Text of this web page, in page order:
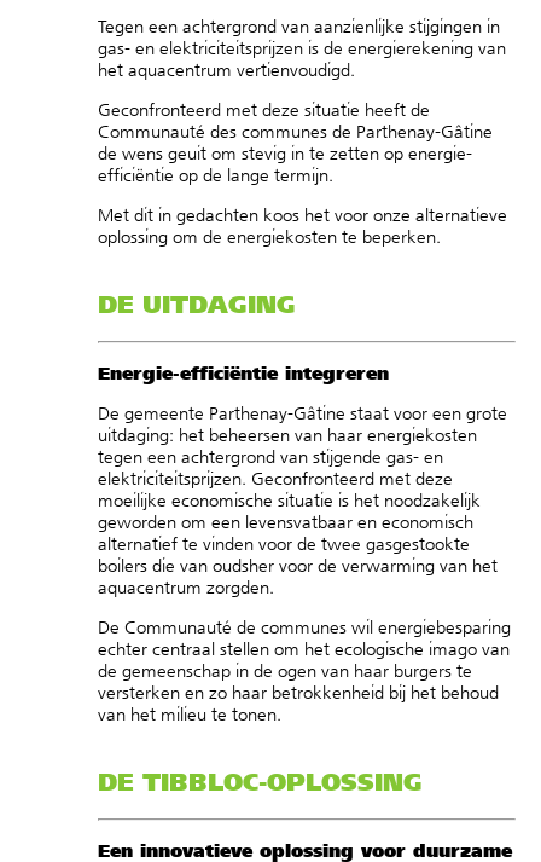
Tegen een achtergrond van aanzienlijke stijgingen in
gas- en elektriciteitsprijzen is de energierekening van
het aquacentrum vertienvoudigd.
Geconfronteerd met deze situatie heeft de
Communauté des communes de Parthenay-Gâtine
de wens geuit om stevig in te zetten op energie-
efficiëntie op de lange termijn.
Met dit in gedachten koos het voor onze alternatieve
oplossing om de energiekosten te beperken.
DE UITDAGING
Energie-efficiëntie integreren
De gemeente Parthenay-Gâtine staat voor een grote
uitdaging: het beheersen van haar energiekosten
tegen een achtergrond van stijgende gas- en
elektriciteitsprijzen. Geconfronteerd met deze
moeilijke economische situatie is het noodzakelijk
geworden om een levensvatbaar en economisch
alternatief te vinden voor de twee gasgestookte
boilers die van oudsher voor de verwarming van het
aquacentrum zorgden.
De Communauté de communes wil energiebesparing
echter centraal stellen om het ecologische imago van
de gemeenschap in de ogen van haar burgers te
versterken en zo haar betrokkenheid bij het behoud
van het milieu te tonen.
DE TIBBLOC-OPLOSSING
Een innovatieve oplossing voor duurzame